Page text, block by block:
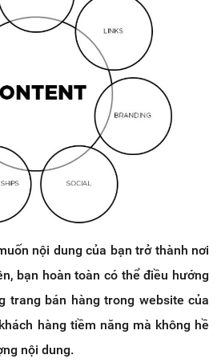
nội dung của bạn trở thành nơi
bạn hoàn toàn có thể điều hướng
trang bán hàng trong website của
hàng tiềm năng mà không hề
nội dung.